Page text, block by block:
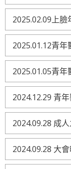
2025.02.09上
2025.01.12青
2025.01.05青
2024.12.29 青
2024.09.28 成
2024.09.28 大